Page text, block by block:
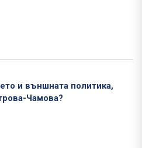
и външната политика,
Чамова?